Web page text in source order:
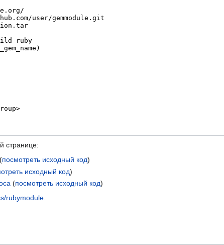
странице:
(посмотреть исходный код)
исходный код)
(посмотреть исходный код)
rubymodule